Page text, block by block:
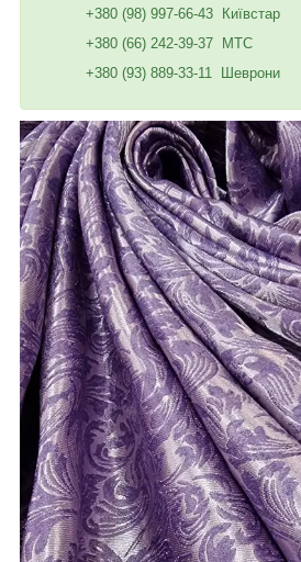
+380 (98) 997-66-43 Київстар
+380 (66) 242-39-37 МТС
+380 (93) 889-33-11 Шеврони